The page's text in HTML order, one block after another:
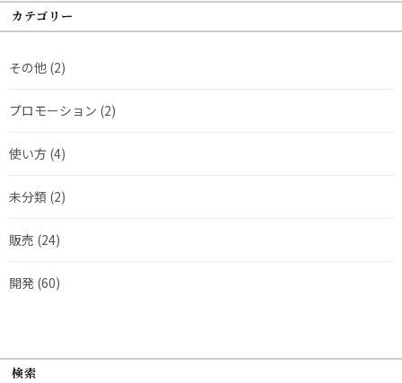
カテゴリー
その他 (2)
プロモーション (2)
使い方 (4)
未分類 (2)
販売 (24)
開発 (60)
検索